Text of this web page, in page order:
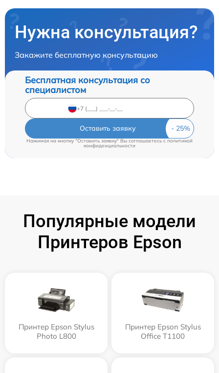
Нужна консультация?
Закажите бесплатную консультацию
Бесплатная консультация со
специалистом
Оставить заявку
Нажимая на кнопку "Оставить заявку" Вы соглашаетесь c политикой
конфиденциальности
Популярные модели
Принтеров Epson
Принтер Epson Stylus
Photo L800
Принтер Epson Stylus
Office T1100